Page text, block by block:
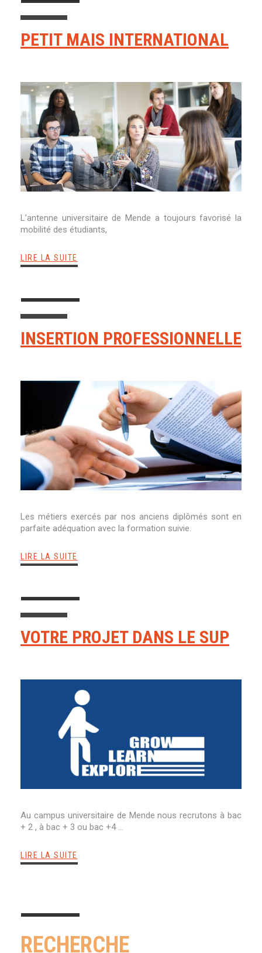
PETIT MAIS INTERNATIONAL
L’antenne universitaire de Mende a toujours favorisé la
mobilité des étudiants,
LIRE LA SUITE
INSERTION PROFESSIONNELLE
Les métiers exercés par nos anciens diplômés sont en
parfaite adéquation avec la formation suivie.
LIRE LA SUITE
VOTRE PROJET DANS LE SUP
Au campus universitaire de Mende nous recrutons à bac
+ 2 , à bac + 3 ou bac +4 …
LIRE LA SUITE
RECHERCHE